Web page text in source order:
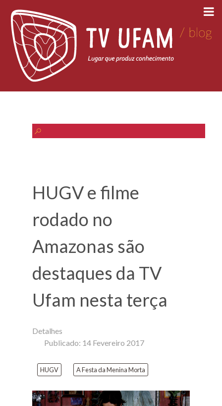
HUGV e filme
rodado no
Amazonas são
destaques da TV
Ufam nesta terça
Detalhes
Publicado: 14 Fevereiro 2017
HUGV A Festa da Menina Morta